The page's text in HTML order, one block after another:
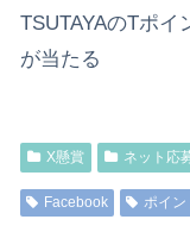
TSUTAYAのTポイ
が当たる
X懸賞 ネット応
Facebook ポイン